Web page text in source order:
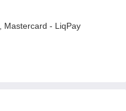
Mastercard - LiqPay